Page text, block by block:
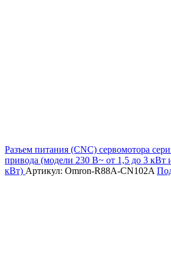
Разъем питания (CNC) сервомотора
привода (модели 230 В~ от 1,5 до 3 кВт
кВт) Артикул: Omron-R88A-CN102A